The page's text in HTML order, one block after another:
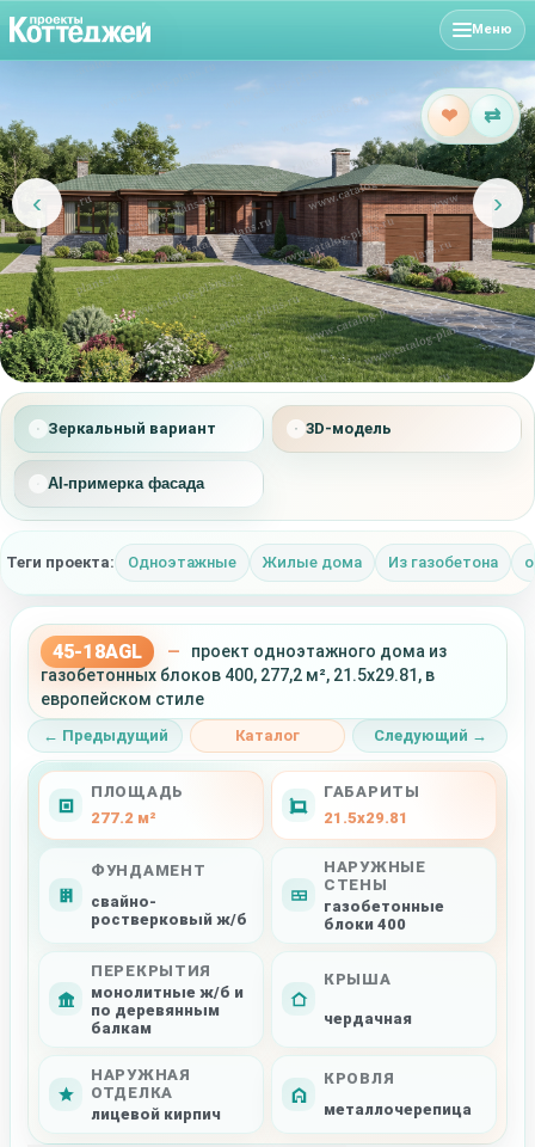
Меню
‹ ›
Зеркальный вариант 3D-модель
AI-примерка фасада
Теги проекта: Одноэтажные Жилые дома Из газобетона
❤ ⇄
45-18AGL —
проект одноэтажного дома из
газобетонных блоков 400, 277,2 м², 21.5x29.81, в
европейском стиле
← Предыдущий Каталог Следующий →
ПЛОЩАДЬ
277.2 м²
ГАБАРИТЫ
21.5x29.81
ФУНДАМЕНТ
свайно-
ростверковый ж/б
НАРУЖНЫЕ
СТЕНЫ
газобетонные
блоки 400
ПЕРЕКРЫТИЯ
монолитные ж/б и
по деревянным
балкам
КРЫША
чердачная
НАРУЖНАЯ
ОТДЕЛКА
лицевой кирпич
КРОВЛЯ
металлочерепица